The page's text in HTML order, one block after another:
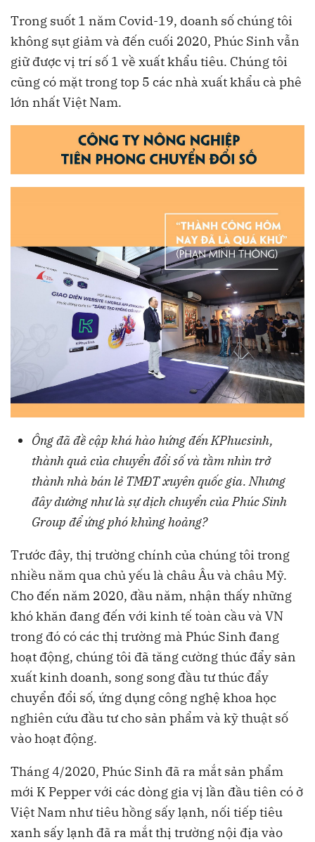
Trong suốt 1 năm Covid-19, doanh số chúng tôi
không sụt giảm và đến cuối 2020, Phúc Sinh vẫn
giữ được vị trí số 1 về xuất khẩu tiêu. Chúng tôi
cũng có mặt trong top 5 các nhà xuất khẩu cà phê
lớn nhất Việt Nam.
Ông đã đề cập khá hào hứng đến KPhucsinh,
thành quả của chuyển đổi số và tầm nhìn trở
thành nhà bán lẻ TMĐT xuyên quốc gia. Nhưng
đây dường như là sự dịch chuyển của Phúc Sinh
Group để ứng phó khủng hoảng?
Trước đây, thị trường chính của chúng tôi trong
nhiều năm qua chủ yếu là châu Âu và châu Mỹ.
Cho đến năm 2020, đầu năm, nhận thấy những
khó khăn đang đến với kinh tế toàn cầu và VN
trong đó có các thị trường mà Phúc Sinh đang
hoạt động, chúng tôi đã tăng cường thúc đẩy sản
xuất kinh doanh, song song đầu tư thúc đẩy
chuyển đổi số, ứng dụng công nghệ khoa học
nghiên cứu đầu tư cho sản phẩm và kỹ thuật số
vào hoạt động.
Tháng 4/2020, Phúc Sinh đã ra mắt sản phẩm
mới K Peppervới các dòng gia vị lần đầu tiên có ở
Việt Nam như tiêu hồng sấy lạnh, nối tiếp tiêu
xanh sấy lạnh đã ra mắt thị trường nội địa vào